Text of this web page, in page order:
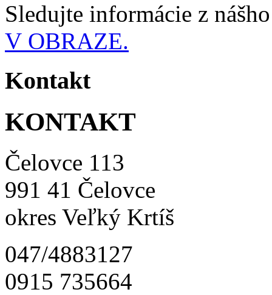
Sledujte informácie z
V OBRAZE.
Kontakt
KONTAKT
Čelovce 113
991 41 Čelovce
okres Veľký Krtíš
047/4883127
0915 735664